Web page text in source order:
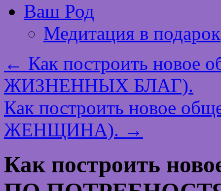
Ваш Род
Медитация в подарок
← Как построить
ЖИЗНЕННЫХ БЛАГ).
Как построить новое
ЖЕНЩИНА). →
Как построить